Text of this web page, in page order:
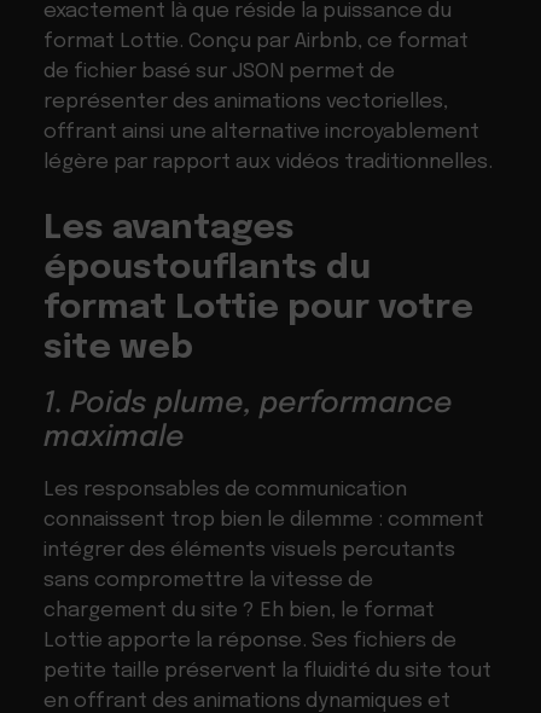
exactement là que réside la puissance du
format Lottie. Conçu par Airbnb, ce format
de fichier basé sur JSON permet de
représenter des animations vectorielles,
offrant ainsi une alternative incroyablement
légère par rapport aux vidéos traditionnelles.
Les avantages
époustouflants du
format Lottie pour votre
site web
1. Poids plume, performance
maximale
Les responsables de communication
connaissent trop bien le dilemme : comment
intégrer des éléments visuels percutants
sans compromettre la vitesse de
chargement du site ? Eh bien, le format
Lottie apporte la réponse. Ses fichiers de
petite taille préservent la fluidité du site tout
en offrant des animations dynamiques et